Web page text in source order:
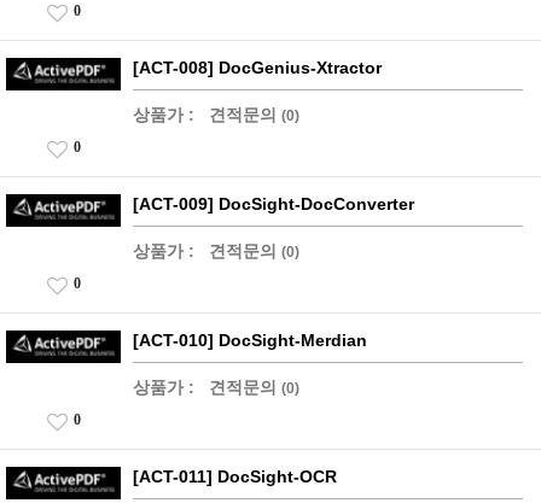
0
[ACT-008] DocGenius-Xtractor
상품가 : 견적문의 (0)
0
[ACT-009] DocSight-DocConverter
상품가 : 견적문의 (0)
0
[ACT-010] DocSight-Merdian
상품가 : 견적문의 (0)
0
[ACT-011] DocSight-OCR